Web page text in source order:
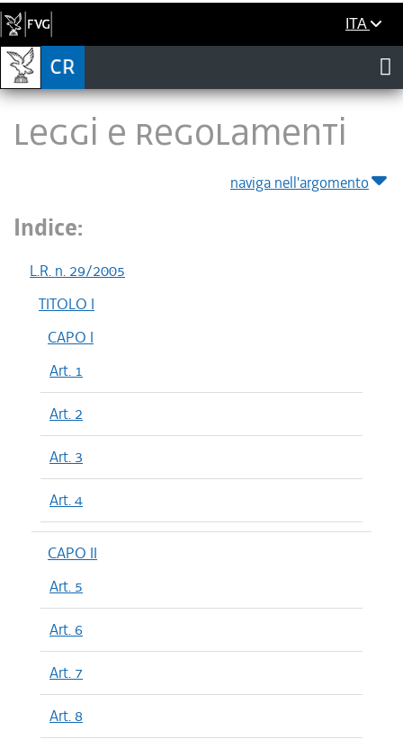
ITA
LEGGI E REGOLAMENTI
naviga nell'argomento
Indice:
L.R. n. 29/2005
TITOLO I
CAPO I
Art. 1
Art. 2
Art. 3
Art. 4
CAPO II
Art. 5
Art. 6
Art. 7
Art. 8